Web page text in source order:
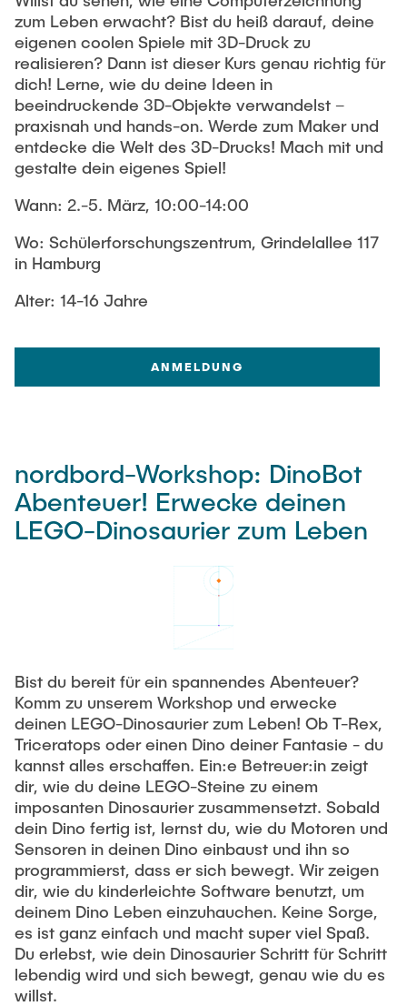
Freiwilliges Jahr an der TUHH
Ferienprogramm@TUHH
TUHH Bibliothek
Girls' Day
zum Leben erwacht? Bist du heiß darauf, deine
eigenen coolen Spiele mit 3D-Druck zu
realisieren? Dann ist dieser Kurs genau richtig für
dich! Lerne, wie du deine Ideen in
beeindruckende 3D-Objekte verwandelst –
praxisnah und hands-on. Werde zum Maker und
entdecke die Welt des 3D-Drucks! Mach mit und
gestalte dein eigenes Spiel!
Wann: 2.-5. März, 10:00-14:00
Wo: Schülerforschungszentrum, Grindelallee 117
in Hamburg
Alter: 14-16 Jahre
ANMELDUNG
nordbord-Workshop: DinoBot
Abenteuer! Erwecke deinen
LEGO-Dinosaurier zum Leben
Bist du bereit für ein spannendes Abenteuer?
Komm zu unserem Workshop und erwecke
deinen LEGO-Dinosaurier zum Leben! Ob T-Rex,
Triceratops oder einen Dino deiner Fantasie - du
kannst alles erschaffen. Ein:e Betreuer:in zeigt
dir, wie du deine LEGO-Steine zu einem
imposanten Dinosaurier zusammensetzt. Sobald
dein Dino fertig ist, lernst du, wie du Motoren und
Sensoren in deinen Dino einbaust und ihn so
programmierst, dass er sich bewegt. Wir zeigen
dir, wie du kinderleichte Software benutzt, um
deinem Dino Leben einzuhauchen. Keine Sorge,
es ist ganz einfach und macht super viel Spaß.
Du erlebst, wie dein Dinosaurier Schritt für Schritt
lebendig wird und sich bewegt, genau wie du es
willst.